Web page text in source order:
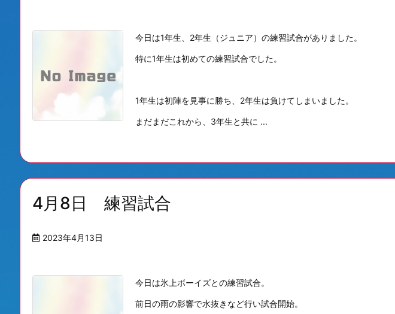
今日は1年生、2年生（ジュニア）の練習試合がありました。
特に1年生は初めての練習試合でした。
1年生は初陣を見事に勝ち、2年生は負けてしまいました。
まだまだこれから、3年生と共に ...
4月8日 練習試合
2023年4月13日
今日は氷上ボーイズとの練習試合。
前日の雨の影響で水抜きなど行い試合開始。